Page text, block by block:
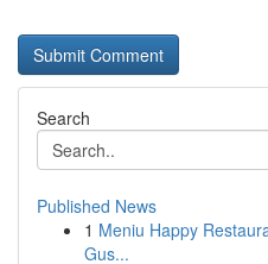
Search
Published News
1 Meniu Happy
Gus...